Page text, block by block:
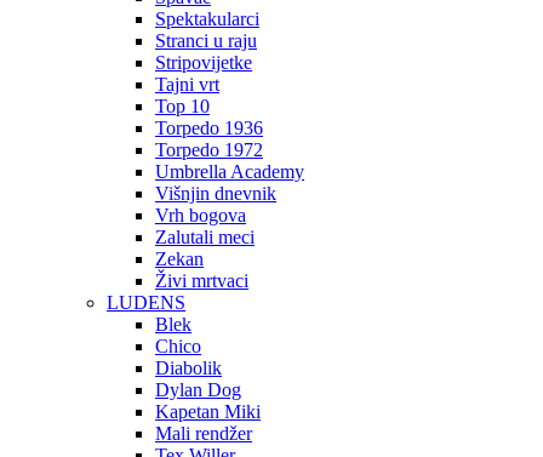
Spektakularci
Stranci u raju
Stripovijetke
Tajni vrt
Top 10
Torpedo 1936
Torpedo 1972
Umbrella Academy
Višnjin dnevnik
Vrh bogova
Zalutali meci
Zekan
Živi mrtvaci
LUDENS
Blek
Chico
Diabolik
Dylan Dog
Kapetan Miki
Mali rendžer